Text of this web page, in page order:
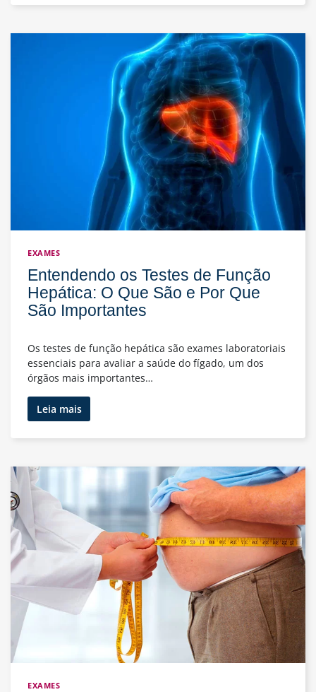
Tireoide:
Consultar
Médico?
EXAMES
Entendendo os Testes de Função
Hepática: O Que São e Por Que
São Importantes
Os testes de função hepática são exames laboratoriais
essenciais para avaliar a saúde do fígado, um dos
órgãos mais importantes…
Leia maisEntendendo
os
Testes
Função
Hepática:
Que
São
Por
Que
São
Importantes
EXAMES